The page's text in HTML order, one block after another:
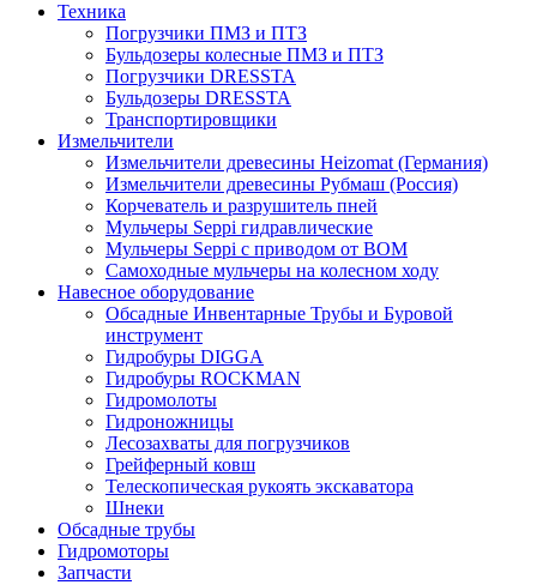
Техника
Погрузчики ПМЗ и ПТЗ
Бульдозеры колесные ПМЗ и ПТЗ
Погрузчики DRESSTA
Бульдозеры DRESSTA
Транспортировщики
Измельчители
Измельчители древесины Heizomat (Германия)
Измельчители древесины Рубмаш (Россия)
Корчеватель и разрушитель пней
Мульчеры Seppi гидравлические
Мульчеры Seppi с приводом от ВОМ
Самоходные мульчеры на колесном ходу
Навесное оборудование
Обсадные Инвентарные Трубы и Буровой
инструмент
Гидробуры DIGGA
Гидробуры ROCKMAN
Гидромолоты
Гидроножницы
Лесозахваты для погрузчиков
Грейферный ковш
Телескопическая рукоять экскаватора
Шнеки
Обсадные трубы
Гидромоторы
Запчасти